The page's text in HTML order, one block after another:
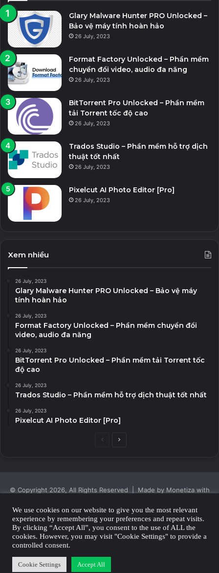
Glary Malware Hunter PRO Unlocked –
Bảo vệ máy tính hoàn hảo
26 July, 2023
Format Factory Unlocked – Phần mềm
chuyển đổi video, audio đa năng
26 July, 2023
BitTorrent Pro Unlocked – Phần mềm
tải Torrent tốc độ cao
26 July, 2023
Trados Studio – Phần mềm hỗ trợ dịch
thuật tốt nhất
26 July, 2023
Pixelcut AI Photo Editor [Pro]
26 July, 2023
Xem nhiều
26 July, 2023
Glary Malware Hunter PRO Unlocked – Bảo vệ máy
tính hoàn hảo
26 July, 2023
Format Factory Unlocked – Phần mềm chuyển đổi
video, audio đa năng
26 July, 2023
BitTorrent Pro Unlocked – Phần mềm tải Torrent tốc
độ cao
26 July, 2023
Trados Studio – Phần mềm hỗ trợ dịch thuật tốt nhất
26 July, 2023
Pixelcut AI Photo Editor [Pro]
PreviousNext
© Copyright 2026, All Rights Reserved | Made by Monetiza with
Privacy Policy
We use cookies on our website to give you the most relevant
experience by remembering your preferences and repeat visits.
By clicking “Accept All”, you consent to the use of ALL the
cookies. However, you may visit "Cookie Settings" to provide a
controlled consent.
Cookie Settings Accept All